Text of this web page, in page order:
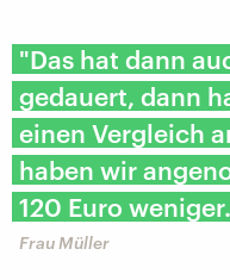
"Das hat dann
gedauert, dann
einen Vergleich
haben wir
120 Euro
Frau Müller